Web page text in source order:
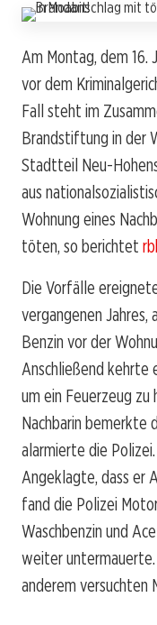
Am Montag, dem 16.
vor dem
Fall steht im
Brandstiftung in der
Stadtteil Neu-
aus
Wohnung eines
töten, so berichtet
Die Vorfälle
vergangenen
Benzin vor der
Anschließend kehrte
um ein Feuerzeug zu
Nachbarin bemerkte
alarmierte die
Angeklagte, dass er
fand die Polizei
Waschbenzin und
weiter
anderem versuchten